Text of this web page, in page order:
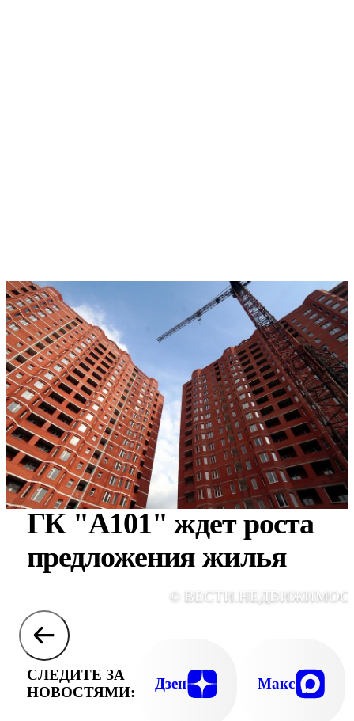
ГК "А101" ждет роста
предложения жилья
©
СЛЕДИТЕ ЗА
НОВОСТЯМИ:
Дзен Макс